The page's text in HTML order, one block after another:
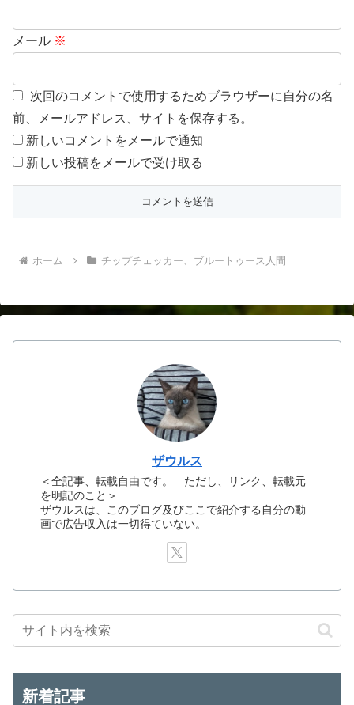
メール ※
次回のコメントで使用するためブラウザーに自分の名
前、メールアドレス、サイトを保存する。
新しいコメントをメールで通知
新しい投稿をメールで受け取る
ホーム チップチェッカー、ブルートゥース人間
ザウルス
＜全記事、転載自由です。 ただし、リンク、転載元
を明記のこと＞
ザウルスは、このブログ及びここで紹介する自分の動
画で広告収入は一切得ていない。
新着記事